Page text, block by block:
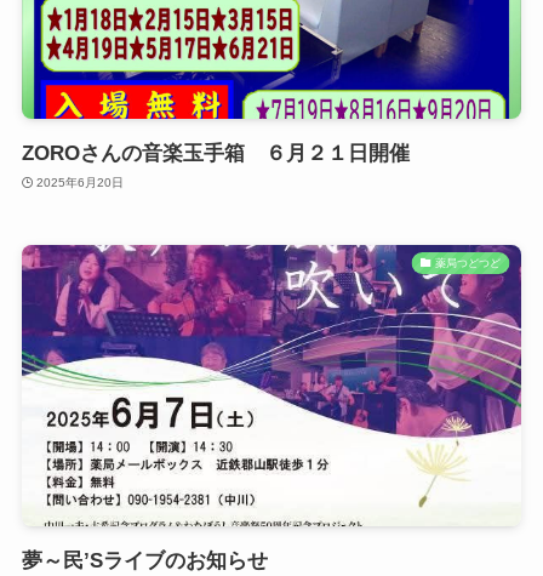
ZOROさんの音楽玉手箱 ６月２１日開催
2025年6月20日
薬局つどつど
夢～民’Sライブのお知らせ